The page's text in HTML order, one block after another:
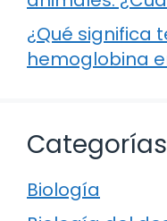
¿Qué significa
hemoglobina
Categorías
Biología